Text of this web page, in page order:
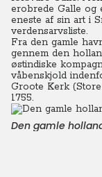
erobrede Galle og
eneste af sin art i
verdensarvsliste.
Fra den gamle
gennem den
østindiske
våbenskjold
Groote Kerk
1755.
Den gamle